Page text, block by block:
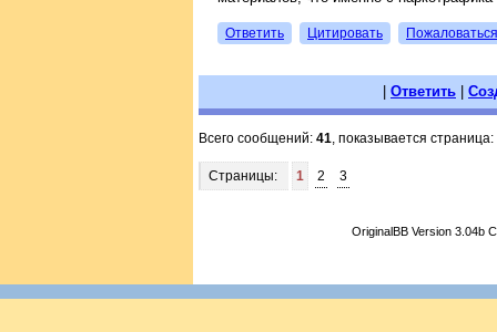
Ответить Цитировать Пожаловаться
Ответить
Всего сообщений: 41, показывается страница:
Страницы: 1 2 3
OriginalBB Version 3.04b